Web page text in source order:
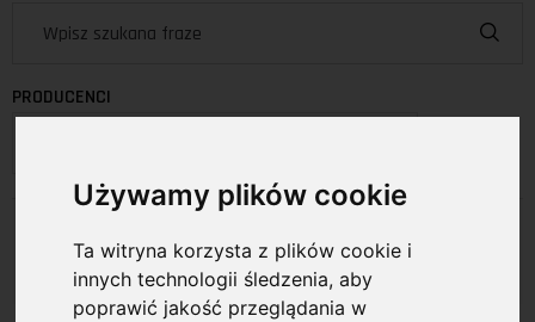
Używamy plików cookie
Ta witryna korzysta z plików cookie i
innych technologii śledzenia, aby
poprawić jakość przeglądania w
PRODUCENCI
Pokaż na stronie: 15 30